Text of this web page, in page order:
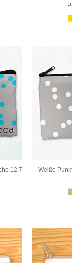
12,7
Weiße